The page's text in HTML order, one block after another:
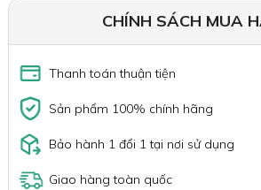
CHÍNH SÁCH MUA
Thanh toán thuận tiện
Sản phẩm 100% chính hãng
Bảo hành 1 đổi 1 tại nơi sử dụng
Giao hàng toàn quốc